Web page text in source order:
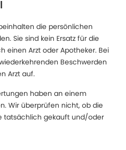
die persönlichen
Sie sind kein Ersatz für die
einen Arzt oder Apotheker. Bei
Beschwerden
Arzt auf.
haben an einem
Wir überprüfen nicht, ob die
tatsächlich gekauft und/oder